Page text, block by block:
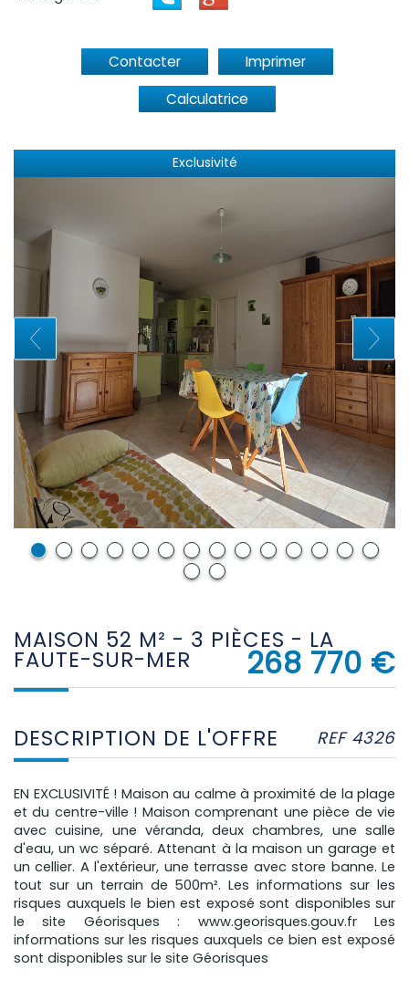
Contacter
Imprimer
Calculatrice
Exclusivité
MAISON 52 M² - 3 PIÈCES - LA
FAUTE-SUR-MER 268 770 €
DESCRIPTION DE L'OFFRE REF 4326
EN EXCLUSIVITÉ ! Maison au calme à proximité de la plage
et du centre-ville ! Maison comprenant une pièce de vie
avec cuisine, une véranda, deux chambres, une salle
d'eau, un wc séparé. Attenant à la maison un garage et
un cellier. A l'extérieur, une terrasse avec store banne. Le
tout sur un terrain de 500m². Les informations sur les
risques auxquels le bien est exposé sont disponibles sur
le site Géorisques : www.georisques.gouv.fr Les
informations sur les risques auxquels ce bien est exposé
sont disponibles sur le site Géorisques